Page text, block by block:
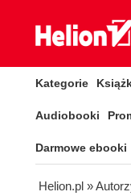
Kategorie
Audiobooki
Darmowe ebooki
Helion.pl »